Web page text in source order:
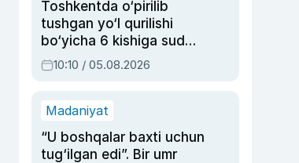
Toshkentda o‘pirilib
tushgan yo‘l qurilishi
bo‘yicha 6 kishiga sud
hukmi o‘qildi
10:10 / 05.08.2026
Madaniyat
“U boshqalar baxti uchun
tug‘ilgan edi”. Bir umr